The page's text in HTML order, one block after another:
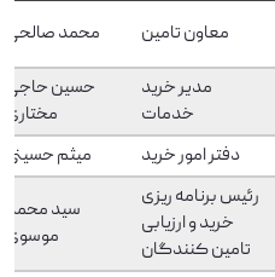
محمد صالحی
معاون تامین
حسین حاجی
مختاری
مدیر خرید
خدمات
میثم حسینی دفتر امور خرید
سید محمد
موسوی
رئیس برنامه ریزی
خرید و ارزیابی
تامین کنندگان